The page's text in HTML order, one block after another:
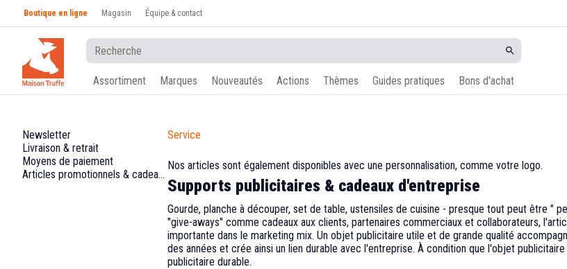
Boutique en ligne Magasin Équipe & contact
Assortiment Marques Nouveautés Actions Thèmes Guides pratiques Bons d'achat
Newsletter
Livraison & retrait
Moyens de paiement
Articles promotionnels & cadeaux d´entreprise
Service
Nos articles sont également disponibles avec une personnalisation, comme votre logo.
Supports publicitaires & cadeaux d'entreprise
Gourde, planche à découper, set de table, ustensiles de cuisine - presque tout peut être "
"give-aways" comme cadeaux aux clients, partenaires commerciaux et collaborateurs,
importante dans le marketing mix. Un objet publicitaire utile et de grande qualité
des années et crée ainsi un lien durable avec l'entreprise. À condition que l'objet
publicitaire durable.